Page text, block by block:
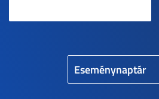
Eseménynaptár